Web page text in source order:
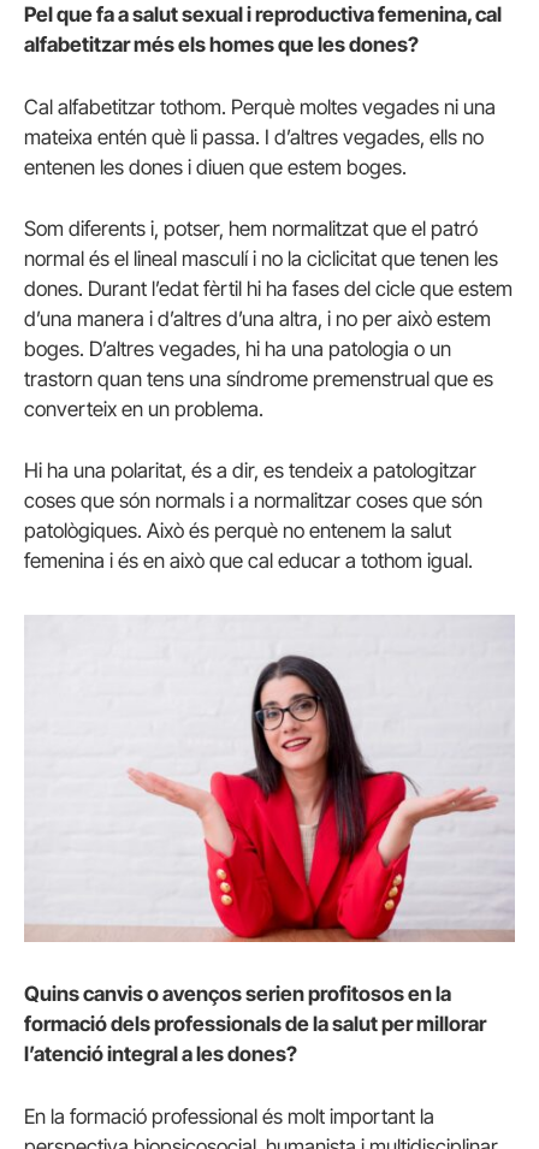
Pel que fa a salut sexual i reproductiva femenina, cal
alfabetitzar més els homes que les dones?
Cal alfabetitzar tothom. Perquè moltes vegades ni una
mateixa entén què li passa. I d’altres vegades, ells no
entenen les dones i diuen que estem boges.
Som diferents i, potser, hem normalitzat que el patró
normal és el lineal masculí i no la ciclicitat que tenen les
dones. Durant l’edat fèrtil hi ha fases del cicle que estem
d’una manera i d’altres d’una altra, i no per això estem
boges. D’altres vegades, hi ha una patologia o un
trastorn quan tens una síndrome premenstrual que es
converteix en un problema.
Hi ha una polaritat, és a dir, es tendeix a patologitzar
coses que són normals i a normalitzar coses que són
patològiques. Això és perquè no entenem la salut
femenina i és en això que cal educar a tothom igual.
Quins canvis o avenços serien profitosos en la
formació dels professionals de la salut per millorar
l’atenció integral a les dones?
En la formació professional és molt important la